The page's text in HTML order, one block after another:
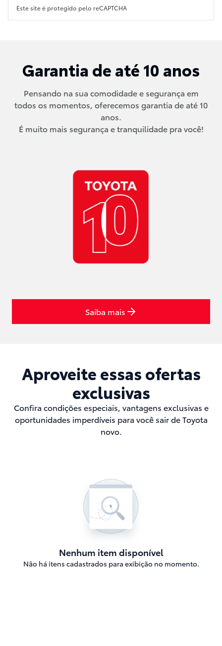
Este site é protegido pelo reCAPTCHA
Garantia de até 10 anos
Pensando na sua comodidade e segurança em
todos os momentos, oferecemos garantia de até 10
anos.
É muito mais segurança e tranquilidade pra você!
Saiba mais
Aproveite essas ofertas
exclusivas
Confira condições especiais, vantagens exclusivas e
oportunidades imperdíveis para você sair de Toyota
novo.
Nenhum item disponível
Não há itens cadastrados para exibição no momento.